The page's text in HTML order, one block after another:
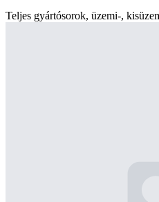
Teljes gyártósorok, üzemi-,